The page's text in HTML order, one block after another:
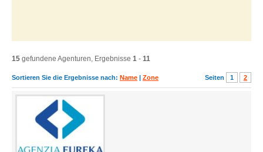
15 gefundene Agenturen, Ergebnisse 1 - 11
Sortieren Sie die Ergebnisse nach: Name | Zone Seiten 1 2